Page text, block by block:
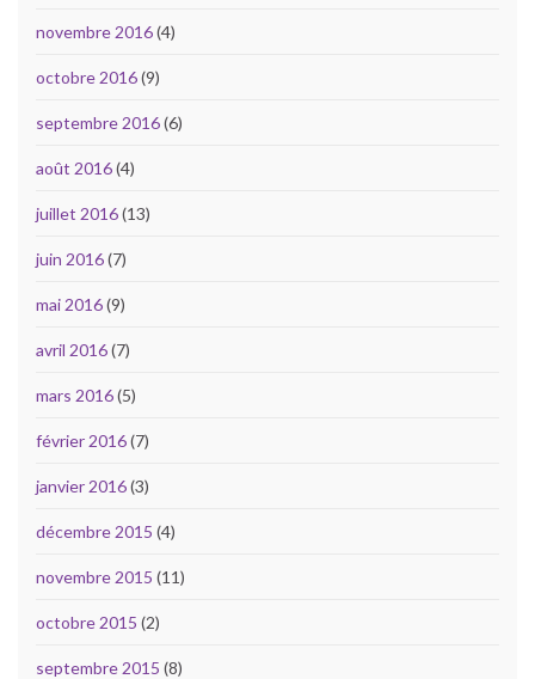
novembre 2016(4)
octobre 2016(9)
septembre 2016(6)
août 2016(4)
juillet 2016(13)
juin 2016(7)
mai 2016(9)
avril 2016(7)
mars 2016(5)
février 2016(7)
janvier 2016(3)
décembre 2015 (4)
novembre 2015 (11)
octobre 2015 (2)
septembre 2015 (8)